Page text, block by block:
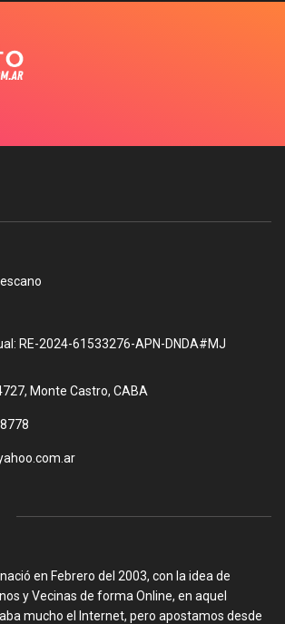
RE-2024-61533276-APN-DNDA#MJ
Monte Castro, CABA
en Febrero del 2003, con la idea de
y Vecinas de forma Online, en aquel
mucho el Internet, pero apostamos desde